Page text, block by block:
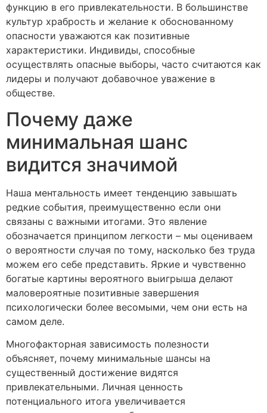
функцию в его привлекательности. В большинстве
культур храбрость и желание к обоснованному
опасности уважаются как позитивные
характеристики. Индивиды, способные
осуществлять опасные выборы, часто считаются как
лидеры и получают добавочное уважение в
обществе.
Почему даже
минимальная шанс
видится значимой
Наша ментальность имеет тенденцию завышать
редкие события, преимущественно если они
связаны с важными итогами. Это явление
обозначается принципом легкости – мы оцениваем
о вероятности случая по тому, насколько без труда
можем его себе представить. Яркие и чувственно
богатые картины вероятного выигрыша делают
маловероятные позитивные завершения
психологически более весомыми, чем они есть на
самом деле.
Многофакторная зависимость полезности
объясняет, почему минимальные шансы на
существенный достижение видятся
привлекательными. Личная ценность
потенциального итога увеличивается